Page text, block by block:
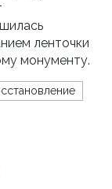
ленточки
монументу.